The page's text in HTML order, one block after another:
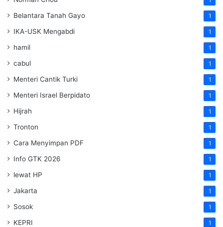
Belantara Tanah Gayo 1
IKA-USK Mengabdi 1
hamil 1
cabul 1
Menteri Cantik Turki 1
Menteri Israel Berpidato 1
Hijrah 1
Tronton 1
Cara Menyimpan PDF 1
Info GTK 2026 1
lewat HP 1
Jakarta 1
Sosok 1
KEPRI 1